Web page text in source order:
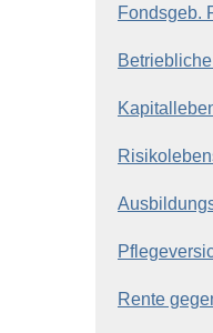
Fondsgeb.
Rente